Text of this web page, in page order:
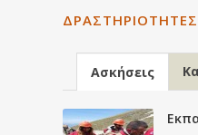
ΔΡΑΣΤΗΡΙΌΤΗΤΕΣ
Ασκήσεις